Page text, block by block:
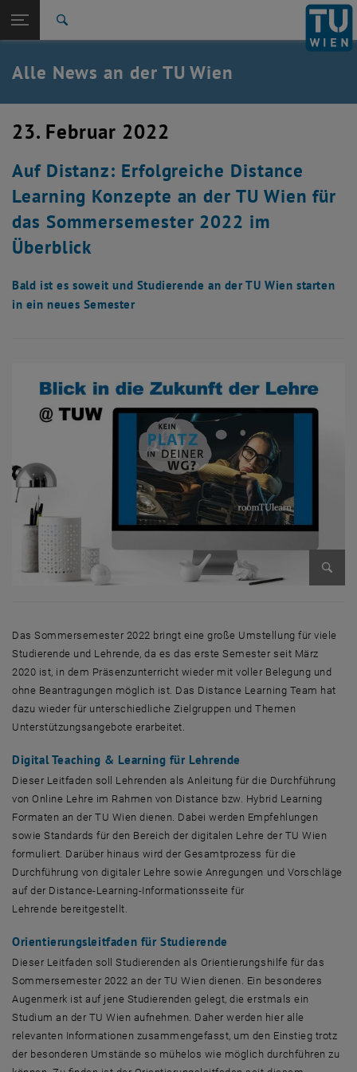
TU Login
Quicklinks
Quicklinks-Menü umschalten
Studium
Karriere
Zurück: Subseiten von TU Wien Startseite auflisten
Zurück zur letzten Ebene:
TU Wien Startseite
Übersicht
Alle News an der TU Wien
23. Februar 2022
Auf Distanz: Erfolgreiche Distance
Learning Konzepte an der TU Wien für
das Sommersemester 2022 im
Überblick
Bald ist es soweit und Studierende an der TU Wien starten
in ein neues Semester
Das Sommersemester 2022 bringt eine große Umstellung für viele
Studierende und Lehrende, da es das erste Semester seit März
2020 ist, in dem Präsenzunterricht wieder mit voller Belegung und
ohne Beantragungen möglich ist. Das Distance Learning Team hat
dazu wieder für unterschiedliche Zielgruppen und Themen
Unterstützungsangebote erarbeitet.
Digital Teaching & Learning für Lehrende
Dieser Leitfaden soll Lehrenden als Anleitung für die Durchführung
vonOnline Lehre im Rahmen von Distance bzw. Hybrid Learning
Formaten an der TU Wien dienen. Dabei werden Empfehlungen
sowie Standards für den Bereich der digitalen Lehre der TU Wien
formuliert. Darüber hinaus wird der Gesamtprozess für die
Durchführung von digitaler Lehre sowie Anregungen und Vorschläge
auf der Distance-Learning-Informationsseite für
Lehrende bereitgestellt.
Orientierungsleitfaden für Studierende
Dieser Leitfaden soll Studierenden als Orientierungshilfe für das
Sommersemester 2022 an der TU Wien dienen. Ein besonderes
Augenmerk ist auf jene Studierenden gelegt, die erstmals ein
Studium an der TU Wien aufnehmen. Daher werden hier alle
relevanten Informationen zusammengefasst, um den Einstieg trotz
der besonderen Umstände so mühelos wie möglich durchführen zu